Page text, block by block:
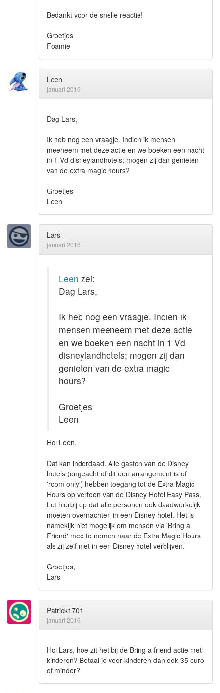
Bedankt voor de snelle reactie!
Groetjes
Foamie
Leen
januari 2016
Dag Lars,
Ik heb nog een vraagje. Indien ik mensen
meeneem met deze actie en we boeken een nacht
in 1 Vd disneylandhotels; mogen zij dan genieten
van de extra magic hours?
Groetjes
Leen
Lars
januari 2016
Leen zei:
Dag Lars,
Ik heb nog een vraagje. Indien ik
mensen meeneem met deze actie
en we boeken een nacht in 1 Vd
disneylandhotels; mogen zij dan
genieten van de extra magic
hours?
Groetjes
Leen
Hoi Leen,
Dat kan inderdaad. Alle gasten van de Disney
hotels (ongeacht of dit een arrangement is of
'room only') hebben toegang tot de Extra Magic
Hours op vertoon van de Disney Hotel Easy Pass.
Let hierbij op dat alle personen ook daadwerkelijk
moeten overnachten in een Disney hotel. Het is
namekijk niet mogelijk om mensen via 'Bring a
Friend' mee te nemen naar de Extra Magic Hours
als zij zelf niet in een Disney hotel verblijven.
Groetjes,
Lars
Patrick1701
januari 2016
Hoi Lars, hoe zit het bij de Bring a friend actie met
kinderen? Betaal je voor kinderen dan ook 35 euro
of minder?